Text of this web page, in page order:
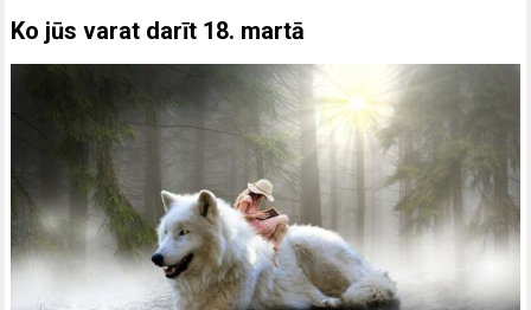
Ko jūs varat darīt 18. martā